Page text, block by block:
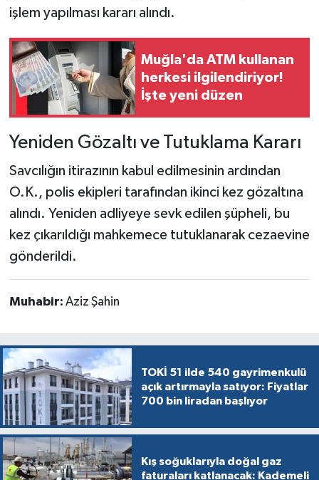
işlem yapılması kararı alındı.
Muğla'da ATM kullanan
herkesi ilgilendiriyor!
İşte yeni düzen
Yeniden Gözaltı ve Tutuklama Kararı
Savcılığın itirazının kabul edilmesinin ardından
O.K., polis ekipleri tarafından ikinci kez gözaltına
alındı. Yeniden adliyeye sevk edilen şüpheli, bu
kez çıkarıldığı mahkemece tutuklanarak cezaevine
gönderildi.
Muhabir: Aziz Şahin
TOKİ 51 ilde 540 gayrimenkulü
açık artırmayla satıyor: Fiyatlar
700 bin liradan başlıyor
Kış soğuklarıyla doğal gaz
faturaları katlanacak: Kademeli